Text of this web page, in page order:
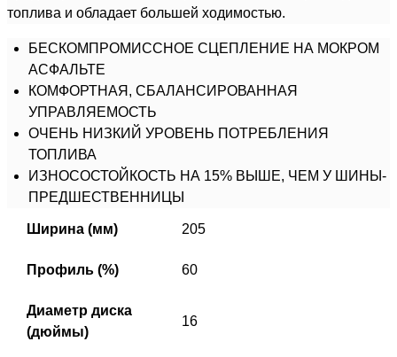
топлива и обладает большей ходимостью.
БЕСКОМПРОМИССНОЕ СЦЕПЛЕНИЕ НА МОКРОМ
АСФАЛЬТЕ
КОМФОРТНАЯ, СБАЛАНСИРОВАННАЯ
УПРАВЛЯЕМОСТЬ
ОЧЕНЬ НИЗКИЙ УРОВЕНЬ ПОТРЕБЛЕНИЯ
ТОПЛИВА
ИЗНОСОСТОЙКОСТЬ НА 15% ВЫШЕ, ЧЕМ У ШИНЫ-
ПРЕДШЕСТВЕННИЦЫ
Ширина (мм) 205
Профиль (%) 60
Диаметр диска
(дюймы)
16